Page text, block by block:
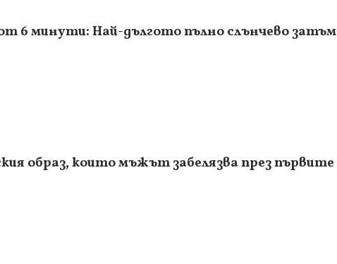
6 минути: Най-дългото пълно слънчево
образ, които мъжът забелязва през първите